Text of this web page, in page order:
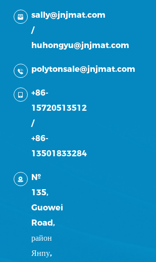
sally@jnjmat.com
/
huhongyu@jnjmat.com
polytonsale@jnjmat.com
+86-
15720513512
/
+86-
13501833284
№
135,
Guowei
Road,
район
Янпу,